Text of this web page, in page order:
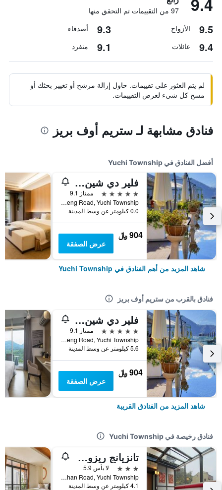
97 من التقييمات تم التحقق منها
9.5 الأزواج 9.3 أصدقاء
9.4 عائلات 9.1 منفرد
لم يتم العثور على تقييمات. حاول إزالة مرشح أو تغيير بحثك أو
مسح كل شيء لعرض التقييمات.
فنادق مشابهة لـ ستريم أوف بريز
أفضل الفنادق في Yuchi Township
فلير دي شين أوتل
5 نجوم
ممتاز 9.1
No. 23, Zhongzheng Road, Yuchi Township, تايوان
0.0 كيلومتر عن وسط المدينة
904 ﷼
عرض الصفقة
شاهد المزيد من أهم الفنادق في Yuchi Township
فنادق بالقرب من ستريم أوف بريز
فلير دي شين أوتل
5 نجوم
ممتاز 9.1
No. 23, Zhongzheng Road, Yuchi Township, تايوان
5.6 كيلومتر عن وسط المدينة
904 ﷼
عرض الصفقة
شاهد المزيد من الفنادق القريبة
فنادق رخيصة في Yuchi Township
تانزيانج ريزورت هوتل صن مون لايك
3 نجوم
لا بأس 5.9
No.130, Zhongshan Road, Yuchi Township, تايوان
4.1 كيلومتر عن وسط المدينة